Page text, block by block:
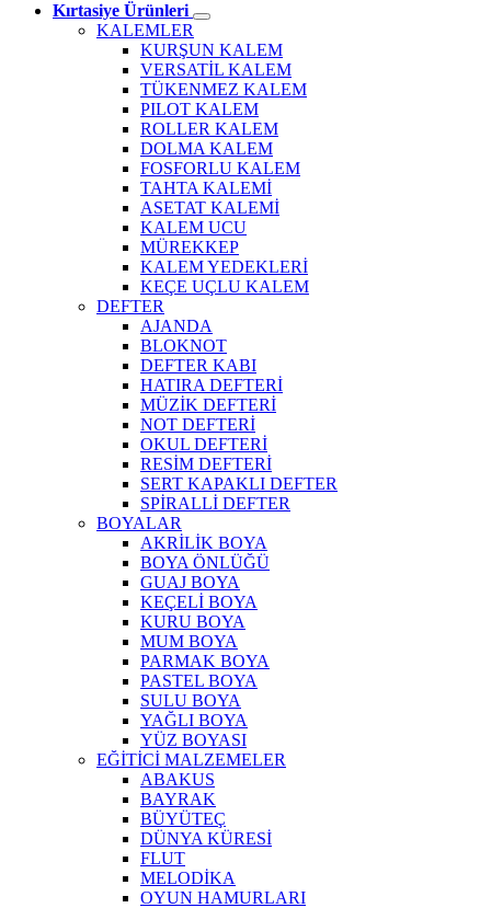
Kırtasiye Ürünleri
KALEMLER
KURŞUN KALEM
VERSATİL KALEM
TÜKENMEZ KALEM
PILOT KALEM
ROLLER KALEM
DOLMA KALEM
FOSFORLU KALEM
TAHTA KALEMİ
ASETAT KALEMİ
KALEM UCU
MÜREKKEP
KALEM YEDEKLERİ
KEÇE UÇLU KALEM
DEFTER
AJANDA
BLOKNOT
DEFTER KABI
HATIRA DEFTERİ
MÜZİK DEFTERİ
NOT DEFTERİ
OKUL DEFTERİ
RESİM DEFTERİ
SERT KAPAKLI DEFTER
SPİRALLİ DEFTER
BOYALAR
AKRİLİK BOYA
BOYA ÖNLÜĞÜ
GUAJ BOYA
KEÇELİ BOYA
KURU BOYA
MUM BOYA
PARMAK BOYA
PASTEL BOYA
SULU BOYA
YAĞLI BOYA
YÜZ BOYASI
EĞİTİCİ MALZEMELER
ABAKUS
BAYRAK
BÜYÜTEÇ
DÜNYA KÜRESİ
FLUT
MELODİKA
OYUN HAMURLARI